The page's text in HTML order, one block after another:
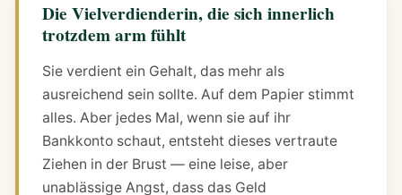
Die Vielverdienderin, die sich innerlich
trotzdem arm fühlt
Sie verdient ein Gehalt, das mehr als
ausreichend sein sollte. Auf dem Papier stimmt
alles. Aber jedes Mal, wenn sie auf ihr
Bankkonto schaut, entsteht dieses vertraute
Ziehen in der Brust — eine leise, aber
unablässige Angst, dass das Geld